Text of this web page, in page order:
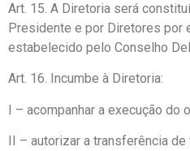
Art. 15. A Diretoria será
Presidente e por Diretores por
estabelecido pelo Conselho
Art. 16. Incumbe à Diretoria:
I – acompanhar a execução do
II – autorizar a transferência